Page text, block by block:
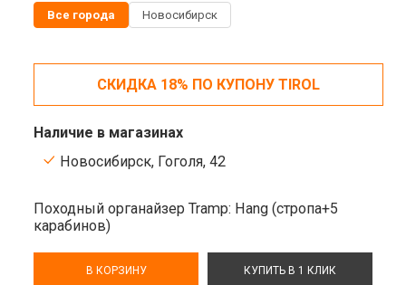
Все города Новосибирск
СКИДКА 18% ПО КУПОНУ TIROL
Наличие в магазинах
Новосибирск, Гоголя, 42
Походный органайзер Tramp: Hang (стропа+5
карабинов)
В КОРЗИНУ КУПИТЬ В 1 КЛИК